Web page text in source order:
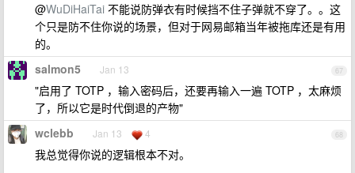
@WuDiHaiTai 不能说防弹衣有时候挡不住子弹就不穿了。。这
个只是防不住你说的场景，但对于网易邮箱当年被拖库还是有用
的。
67
salmon5 Jan 13
"启用了 TOTP ，输入密码后，还要再输入一遍 TOTP ，太麻烦
了，所以它是时代倒退的产物"
68
wclebb Jan 13 4
我总觉得你说的逻辑根本不对。